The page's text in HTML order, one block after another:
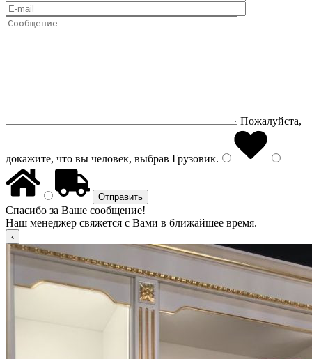
Пожалуйста,
докажите, что вы человек, выбрав Грузовик.
Спасибо за Ваше сообщение!
Наш менеджер свяжется с Вами в ближайшее время.